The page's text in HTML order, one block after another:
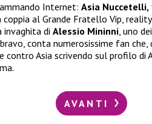
Internet: Asia Nuccetelli,
al Grande Fratello Vip,
invaghita di Alessio Mininni, uno
conta numerosissime fan
contro Asia scrivendo sul profilo di
AVANTI